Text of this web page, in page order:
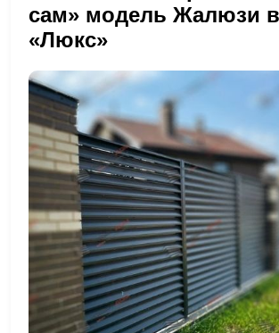
сам» модель Жалюзи
«Люкс»